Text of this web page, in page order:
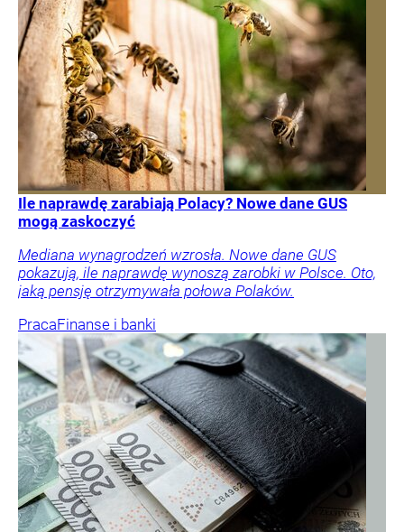
Ile naprawdę zarabiają Polacy? Nowe dane GUS
mogą zaskoczyć
Mediana wynagrodzeń wzrosła. Nowe dane GUS
pokazują, ile naprawdę wynoszą zarobki w Polsce. Oto,
jaką pensję otrzymywała połowa Polaków.
PracaFinanse i banki